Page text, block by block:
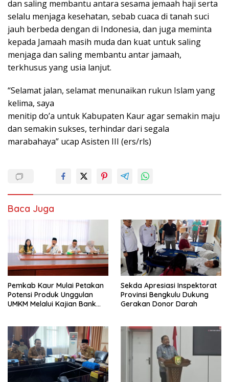
dan saling membantu antara sesama jemaah haji serta
selalu menjaga kesehatan, sebab cuaca di tanah suci
jauh berbeda dengan di Indonesia, dan juga meminta
kepada Jamaah masih muda dan kuat untuk saling
menjaga dan saling membantu antar jamaah,
terkhusus yang usia lanjut.
“Selamat jalan, selamat menunaikan rukun Islam yang
kelima, saya
menitip do’a untuk Kabupaten Kaur agar semakin maju
dan semakin sukses, terhindar dari segala
marabahaya” ucap Asisten III (ers/rls)
Baca Juga
Pemkab Kaur Mulai Petakan
Potensi Produk Unggulan
UMKM Melalui Kajian Bank
Sekda Apresiasi Inspektorat
Provinsi Bengkulu Dukung
Gerakan Donor Darah